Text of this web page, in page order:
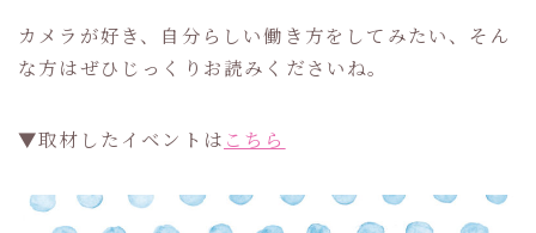
カメラが好き、自分らしい働き方をしてみたい、そん
な方はぜひじっくりお読みくださいね。
▼取材したイベントは こちら